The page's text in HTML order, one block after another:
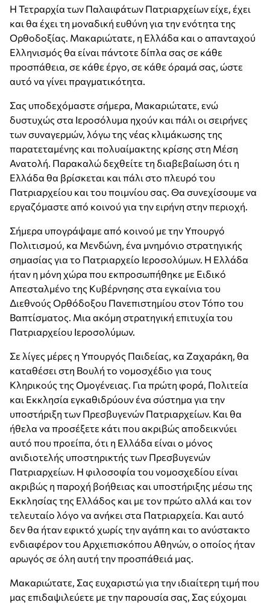
Η Τετραρχία των Παλαιφάτων Πατριαρχείων είχε, έχει
και θα έχει τη μοναδική ευθύνη για την ενότητα της
Ορθοδοξίας. Μακαριώτατε, η Ελλάδα και ο απανταχού
Ελληνισμός θα είναι πάντοτε δίπλα σας σε κάθε
προσπάθεια, σε κάθε έργο, σε κάθε όραμά σας, ώστε
αυτό να γίνει πραγματικότητα.
Σας υποδεχόμαστε σήμερα, Μακαριώτατε, ενώ
δυστυχώς στα Ιεροσόλυμα ηχούν και πάλι οι σειρήνες
των συναγερμών, λόγω της νέας κλιμάκωσης της
παρατεταμένης και πολυαίμακτης κρίσης στη Μέση
Ανατολή. Παρακαλώ δεχθείτε τη διαβεβαίωση ότι η
Ελλάδα θα βρίσκεται και πάλι στο πλευρό του
Πατριαρχείου και του ποιμνίου σας. Θα συνεχίσουμε να
εργαζόμαστε από κοινού για την ειρήνη στην περιοχή.
Σήμερα υπογράψαμε από κοινού με την Υπουργό
Πολιτισμού, κα Μενδώνη, ένα μνημόνιο στρατηγικής
σημασίας για το Πατριαρχείο Ιεροσολύμων. Η Ελλάδα
ήταν η μόνη χώρα που εκπροσωπήθηκε με Ειδικό
Απεσταλμένο της Κυβέρνησης στα εγκαίνια του
Διεθνούς Ορθόδοξου Πανεπιστημίου στον Τόπο του
Βαπτίσματος. Μια ακόμη στρατηγική επιτυχία του
Πατριαρχείου Ιεροσολύμων.
Σε λίγες μέρες η Υπουργός Παιδείας, κα Ζαχαράκη, θα
καταθέσει στη Βουλή το νομοσχέδιο για τους
Κληρικούς της Ομογένειας. Για πρώτη φορά, Πολιτεία
και Εκκλησία εγκαθιδρύουν ένα σύστημα για την
υποστήριξη των Πρεσβυγενών Πατριαρχείων. Και θα
ήθελα να προσέξετε κάτι που ακριβώς αποδεικνύει
αυτό που προείπα, ότι η Ελλάδα είναι ο μόνος
ανιδιοτελής υποστηρικτής των Πρεσβυγενών
Πατριαρχείων. Η φιλοσοφία του νομοσχεδίου είναι
ακριβώς η παροχή βοήθειας και υποστήριξης μέσω της
Εκκλησίας της Ελλάδος και με τον πρώτο αλλά και τον
τελευταίο λόγο να ανήκει στα Πατριαρχεία. Και αυτό
δεν θα ήταν εφικτό χωρίς την αγάπη και το ανύστακτο
ενδιαφέρον του Αρχιεπισκόπου Αθηνών, ο οποίος ήταν
αρωγός σε όλη αυτή την προσπάθειά μας.
Μακαριώτατε, Σας ευχαριστώ για την ιδιαίτερη τιμή που
μας επιδαψιλεύετε με την παρουσία σας, Σας εύχομαι